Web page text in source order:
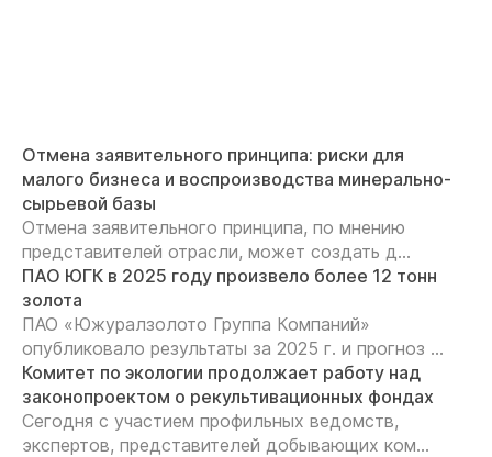
Отмена заявительного принципа: риски для
малого бизнеса и воспроизводства минерально-
сырьевой базы
Отмена заявительного принципа, по мнению
представителей отрасли, может создать д...
ПАО ЮГК в 2025 году произвело более 12 тонн
золота
ПАО «Южуралзолото Группа Компаний»
опубликовало результаты за 2025 г. и прогноз ...
Комитет по экологии продолжает работу над
законопроектом о рекультивационных фондах
Сегодня с участием профильных ведомств,
экспертов, представителей добывающих ком...